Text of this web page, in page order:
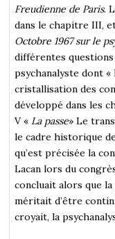
Freudienne de Paris.
dans le chapitre III,
Octobre 1967 sur le
différentes
psychanalyste dont «
cristallisation des
développé dans les
V « La passe» Le
le cadre historique
qu’est précisée la
Lacan lors du
concluait alors que la
méritait d’être
croyait, la